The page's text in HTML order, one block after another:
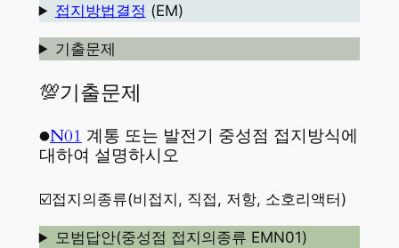
접지방법결정 (EM)
기출문제
💯기출문제
●N01 계통 또는 발전기 중성점 접지방식에
대하여 설명하시오
☑️접지의종류(비접지, 직접, 저항, 소호리액터)
모범답안(중성점 접지의종류 EMN01)